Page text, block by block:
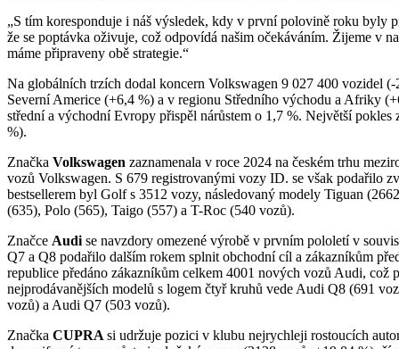
„S tím koresponduje i náš výsledek, kdy v první polovině roku byly
že se poptávka oživuje, což odpovídá našim očekáváním. Žijeme v
máme připraveny obě strategie.“
Na globálních trzích dodal koncern Volkswagen 9 027 400 vozidel
Severní Americe (+6,4 %) a v regionu Středního východu a Afriky
střední a východní Evropy přispěl nárůstem o 1,7 %. Největší
%).
Značka Volkswagen zaznamenala v roce 2024 na českém trhu
vozů Volkswagen. S 679 registrovanými vozy ID. se však podařilo
bestsellerem byl Golf s 3512 vozy, následovaný modely Tiguan
(635), Polo (565), Taigo (557) a T-Roc (540 vozů).
Značce Audi se navzdory omezené výrobě v prvním pololetí v
Q7 a Q8 podařilo dalším rokem splnit obchodní cíl a zákazníkům
republice předáno zákazníkům celkem 4001 nových vozů Audi, což
nejprodávanějších modelů s logem čtyř kruhů vede Audi Q8 (691
vozů) a Audi Q7 (503 vozů).
Značka CUPRA si udržuje pozici v klubu nejrychleji rostoucích